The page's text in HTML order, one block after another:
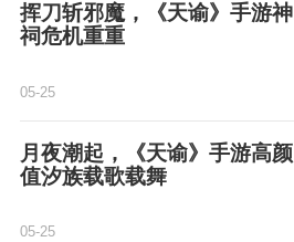
挥刀斩邪魔，《天谕》手游神
祠危机重重
05-25
月夜潮起，《天谕》手游高颜
值汐族载歌载舞
05-25